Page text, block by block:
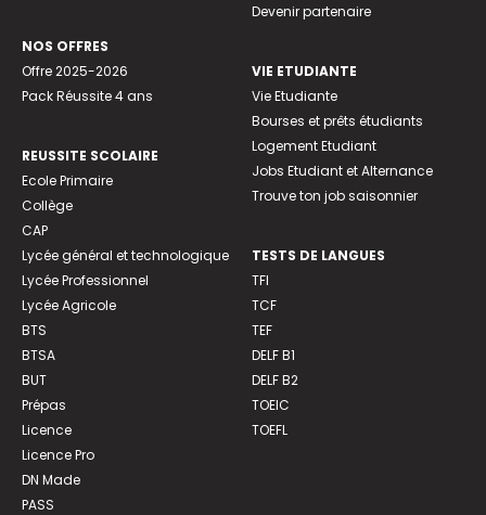
NOS OFFRES
Offre 2025-2026
Pack Réussite 4 ans
REUSSITE SCOLAIRE
Ecole Primaire
Collège
CAP
Lycée général et technologique
Lycée Professionnel
Lycée Agricole
BTS
BTSA
BUT
Prépas
Licence
Licence Pro
DN Made
PASS
Devenir partenaire
VIE ETUDIANTE
Vie Etudiante
Bourses et prêts étudiants
Logement Etudiant
Jobs Etudiant et Alternance
Trouve ton job saisonnier
TESTS DE LANGUES
TFI
TCF
TEF
DELF B1
DELF B2
TOEIC
TOEFL